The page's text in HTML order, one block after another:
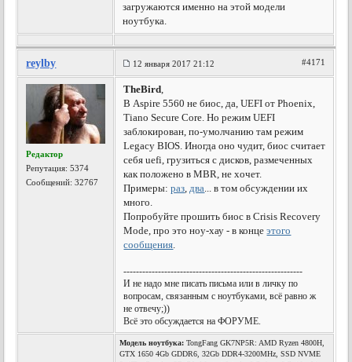
загружаются именно на этой модели
ноутбука.
reylby 12 января 2017 21:12 #4171
Редактор
Репутация:5374
Сообщений: 32767
TheBird,
В Aspire 5560 не биос, да, UEFI от Phoenix,
Tiano Secure Core. Но режим UEFI
заблокирован, по-умолчанию там режим
Legacy BIOS. Иногда оно чудит, биос считает
себя uefi, грузиться с дисков, размеченных
как положено в MBR, не хочет.
Примеры:раз,два... в том обсуждении их
много.
Попробуйте прошить биос в Crisis Recovery
Mode, про это ноу-хау - в концеэтого
сообщения.
---------------------------------------------------------
И не надо мне писать письма или в личку по
вопросам, связанным с ноутбуками, всё равно ж
не отвечу;))
Всё это обсуждается на ФОРУМЕ.
Модель ноутбука: TongFang GK7NP5R: AMD Ryzen 4800H,
GTX 1650 4Gb GDDR6, 32Gb DDR4-3200MHz, SSD NVME